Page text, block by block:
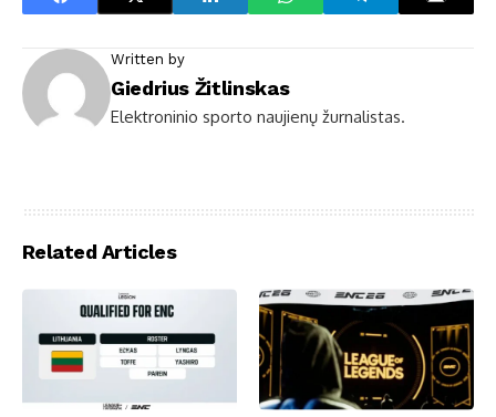
Written by
Giedrius Žitlinskas
Elektroninio sporto naujienų žurnalistas.
Related Articles